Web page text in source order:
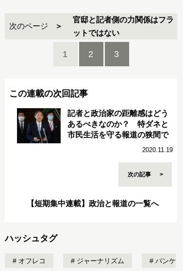
次のページ
官邸と記者側の力関係はフラ
ットではない
1 2 3
この連載の次回記事
記者と政治家の距離感はどう
あるべきなのか？ 特ダネと
市民生活を守る報道の狭間で
2020.11.19
次の記事
【短期集中連載】政治と報道の一覧へ
ハッシュタグ
オフレコ ジャーナリズム パンケ